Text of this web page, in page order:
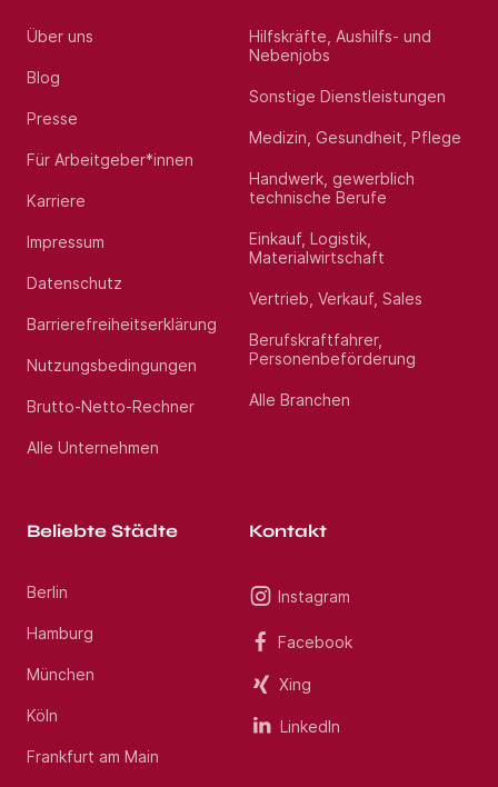
Über uns
Blog
Presse
Für Arbeitgeber*innen
Karriere
Impressum
Datenschutz
Barrierefreiheitserklärung
Nutzungsbedingungen
Brutto-Netto-Rechner
Alle Unternehmen
Hilfskräfte, Aushilfs- und
Nebenjobs
Sonstige Dienstleistungen
Medizin, Gesundheit, Pflege
Handwerk, gewerblich
technische Berufe
Einkauf, Logistik,
Materialwirtschaft
Vertrieb, Verkauf, Sales
Berufskraftfahrer,
Personenbeförderung
Alle Branchen
Beliebte Städte
Berlin
Hamburg
München
Köln
Frankfurt am Main
Kontakt
Instagram
Facebook
Xing
LinkedIn